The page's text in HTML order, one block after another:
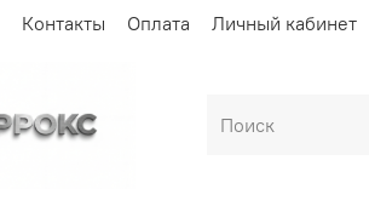
Контакты Оплата Личный кабинет